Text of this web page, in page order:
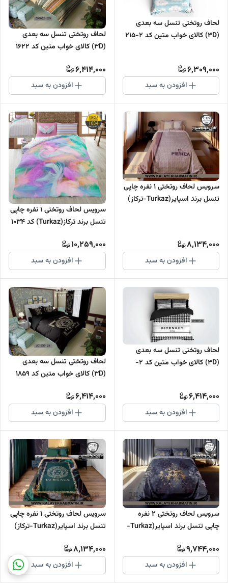
لحاف روتختی تنسل سه بعدی
(3D) کالای خواب متین کد 2-215
6,309,000
افزودن به سبد
لحاف روتختی تنسل سه بعدی
(3D) کالای خواب متین کد 1622
6,414,000
افزودن به سبد
سرویس لحاف روتختی 1 نفره چاپی
تنسل برند اسپایر(Turkaz-ترکاز)
8,134,000
افزودن به سبد
سرویس لحاف روتختی 1 نفره چاپی
تنسل برند ترکاز(Turkaz) کد 1034
10,259,000
افزودن به سبد
لحاف روتختی تنسل سه بعدی
(3D) کالای خواب متین کد 2-
6,414,000
افزودن به سبد
لحاف روتختی تنسل سه بعدی
(3D) کالای خواب متین کد 1859
6,414,000
افزودن به سبد
سرویس لحاف روتختی 2 نفره
چاپی تنسل برند اسپایر(Turkaz-
9,744,000
افزودن به سبد
سرویس لحاف روتختی 1 نفره چاپی
تنسل برند اسپایر(Turkaz-ترکاز)
8,134,000
افزودن به سبد